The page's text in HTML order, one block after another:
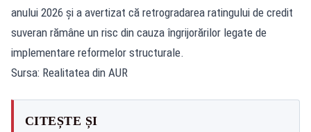
anului 2026 și a avertizat că retrogradarea ratingului de credit
suveran rămâne un risc din cauza îngrijorărilor legate de
implementare reformelor structurale.
Sursa: Realitatea din AUR
CITEȘTE ȘI